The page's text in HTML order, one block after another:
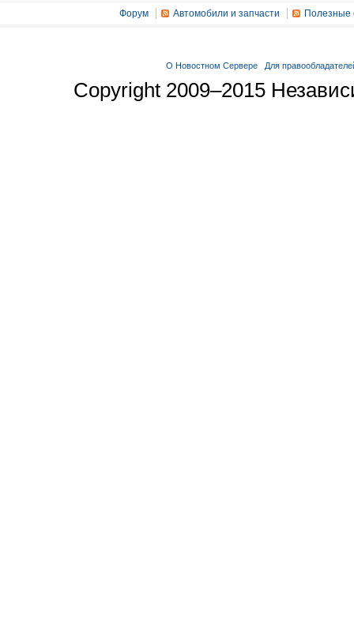
Форум Автомобили и запчасти Полезные
О Новостном Сервере Для
Copyright 2009–2015